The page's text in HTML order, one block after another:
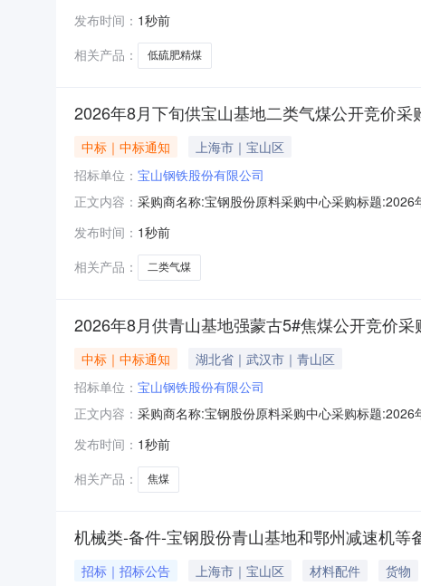
发布时间： 1秒前
相关产品：
低硫肥精煤
2026年8月下旬供宝山基地二类气煤公开竞价采
中标｜中标通知
上海市｜宝山区
招标单位： 宝山钢铁股份有限公司
正文内容： 采购商名称:宝钢股份原料采购中心采购标题
发布时间： 1秒前
相关产品：
二类气煤
2026年8月供青山基地强蒙古5#焦煤公开竞价采
中标｜中标通知
湖北省｜武汉市｜青山区
招标单位： 宝山钢铁股份有限公司
正文内容： 采购商名称:宝钢股份原料采购中心采购标题
发布时间： 1秒前
相关产品：
焦煤
机械类-备件-宝钢股份青山基地和鄂州减速机
招标｜招标公告 上海市｜宝山区 材料配件 货物